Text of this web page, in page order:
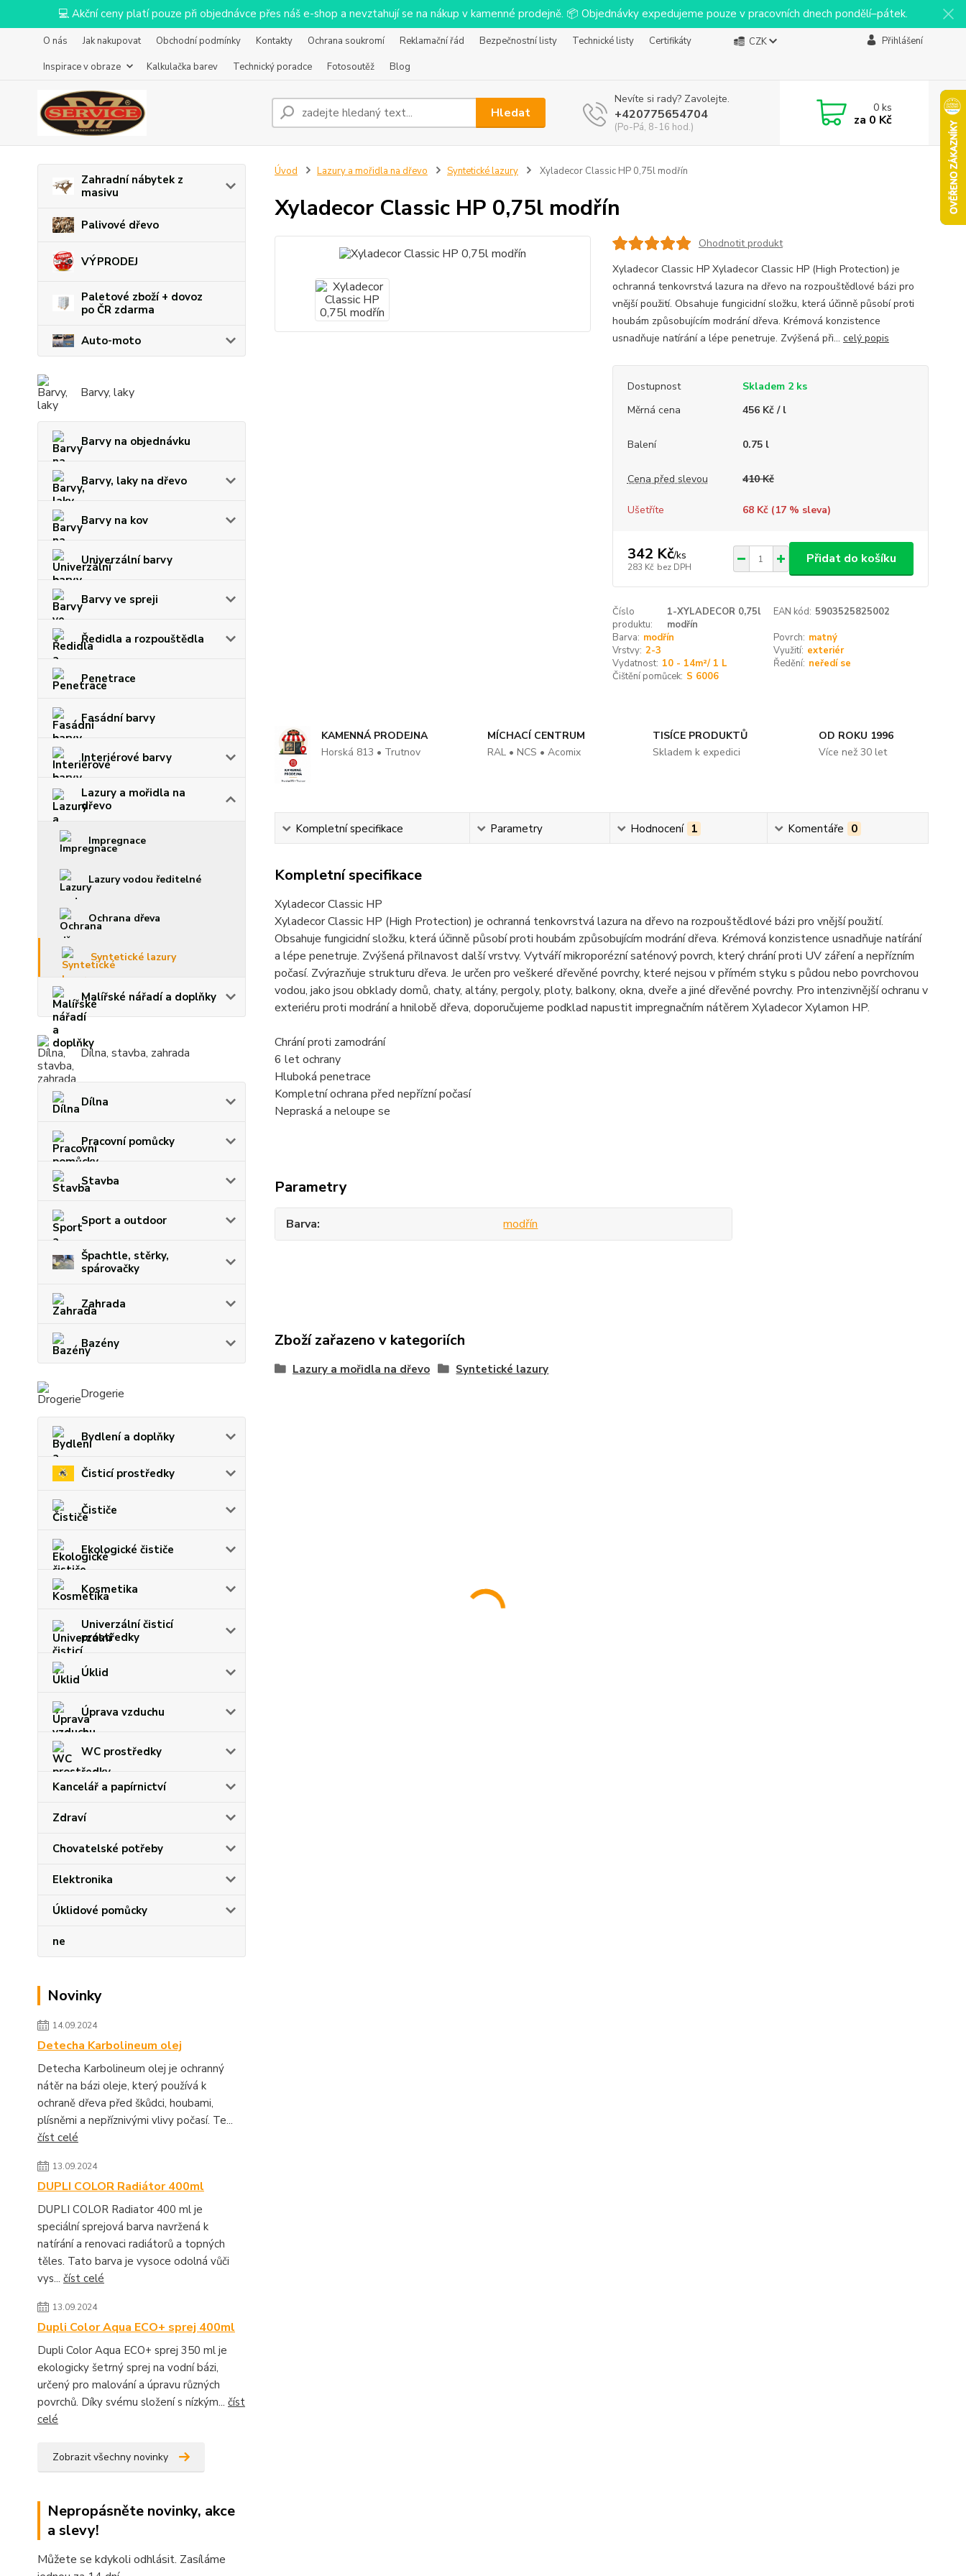
💻 Akční ceny platí pouze při objednávce přes náš e-shop a nevztahují se na nákup v kamenné prodejně. 📦 Objednávky expedujeme pouze v pracovních dnech pondělí–pátek.
O nás Jak nakupovat Obchodní podmínky Kontakty Ochrana soukromí Reklamační řád Bezpečnostní listy Technické listy
Certifikáty
Inspirace v obraze
Kalkulačka barev Technický poradce Fotosoutěž Blog
CZK Přihlášení
Hledat
Nevíte si rady? Zavolejte.
+420775654704
(Po-Pá, 8-16 hod.)
0ks
za 0 Kč
Zahradní nábytek z
masivu
Palivové dřevo
VÝPRODEJ
Paletové zboží + dovoz
po ČR zdarma
Auto-moto
Barvy, laky
Barvy na objednávku
Barvy, laky na dřevo
Barvy na kov
Univerzální barvy
Barvy ve spreji
Ředidla a rozpouštědla
Penetrace
Fasádní barvy
Interiérové barvy
Lazury a mořidla na
dřevo
Impregnace
Lazury vodou ředitelné
Ochrana dřeva
Syntetické lazury
Malířské nářadí a doplňky
Dílna, stavba, zahrada
Dílna
Pracovní pomůcky
Stavba
Sport a outdoor
Špachtle, stěrky,
spárovačky
Zahrada
Bazény
Drogerie
Bydlení a doplňky
Čisticí prostředky
Čističe
Ekologické čističe
Kosmetika
Univerzální čisticí
prostředky
Úklid
Úprava vzduchu
WC prostředky
Kancelář a papírnictví
Zdraví
Chovatelské potřeby
Elektronika
Úklidové pomůcky
ne
Novinky
14.09.2024
Detecha Karbolineum olej
Detecha Karbolineum olej je ochranný
nátěr na bázi oleje, který používá k
ochraně dřeva před škůdci, houbami,
plísněmi a nepříznivými vlivy počasí. Te...
číst celé
13.09.2024
DUPLI COLOR Radiátor 400ml
DUPLI COLOR Radiator 400 ml je
speciální sprejová barva navržená k
natírání a renovaci radiátorů a topných
těles. Tato barva je vysoce odolná vůči
vys... číst celé
13.09.2024
Dupli Color Aqua ECO+ sprej 400ml
Dupli Color Aqua ECO+ sprej 350 ml je
ekologicky šetrný sprej na vodní bázi,
určený pro malování a úpravu různých
povrchů. Díky svému složení s nízkým... číst
celé
Zobrazit všechny novinky
Nepropásněte novinky, akce
a slevy!
Můžete se kdykoli odhlásit. Zasíláme
Úvod Lazury a mořidla na dřevo Syntetické lazury Xyladecor Classic HP 0,75l modřín
Xyladecor Classic HP 0,75l modřín
Ohodnotit produkt
Xyladecor Classic HP Xyladecor Classic HP (High Protection) je
ochranná tenkovrstvá lazura na dřevo na rozpouštědlové bázi pro
vnější použití. Obsahuje fungicidní složku, která účinně působí proti
houbám způsobujícím modrání dřeva. Krémová konzistence
usnadňuje natírání a lépe penetruje. Zvýšená při... celý popis
Dostupnost
Skladem 2 ks
Měrná cena
456 Kč / l
Balení 0.75 l
Cena před slevou 410 Kč
Ušetříte 68 Kč (17% sleva)
342 Kč/ks
283 Kč bez DPH
Přidat do košíku
Číslo
produktu:
1-XYLADECOR 0,75l
modřín
EAN kód: 5903525825002
Barva: modřín Povrch: matný
Vrstvy: 2-3 Využití: exteriér
Vydatnost: 10 - 14m²/ 1 L Ředění: neředí se
Čištění pomůcek: S 6006
KAMENNÁ PRODEJNA
Horská 813 • Trutnov
MÍCHACÍ CENTRUM
RAL • NCS • Acomix
TISÍCE PRODUKTŮ
Skladem k expedici
OD ROKU 1996
Více než 30 let
Kompletní specifikace Parametry Hodnocení 1 Komentáře 0
Kompletní specifikace
Xyladecor Classic HP
Xyladecor Classic HP (High Protection) je ochranná tenkovrstvá lazura na dřevo na rozpouštědlové bázi pro vnější použití.
Obsahuje fungicidní složku, která účinně působí proti houbám způsobujícím modrání dřeva. Krémová konzistence usnadňuje natírání
a lépe penetruje. Zvýšená přilnavost další vrstvy. Vytváří mikroporézní saténový povrch, který chrání proti UV záření a nepřízním
počasí. Zvýrazňuje strukturu dřeva. Je určen pro veškeré dřevěné povrchy, které nejsou v přímém styku s půdou nebo povrchovou
vodou, jako jsou obklady domů, chaty, altány, pergoly, ploty, balkony, okna, dveře a jiné dřevěné povrchy. Pro intenzivnější ochranu v
exteriéru proti modrání a hnilobě dřeva, doporučujeme podklad napustit impregnačním nátěrem Xyladecor Xylamon HP.
Chrání proti zamodrání
6 let ochrany
Hluboká penetrace
Kompletní ochrana před nepřízní počasí
Nepraská a neloupe se
Parametry
Barva modřín
Zboží zařazeno v kategoriích
Lazury a mořidla na dřevo Syntetické lazury